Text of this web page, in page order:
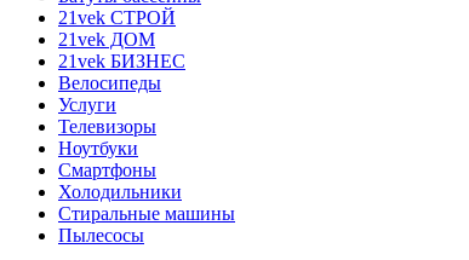
21vek СТРОЙ
21vek ДОМ
21vek БИЗНЕС
Велосипеды
Услуги
Телевизоры
Ноутбуки
Смартфоны
Холодильники
Стиральные машины
Пылесосы